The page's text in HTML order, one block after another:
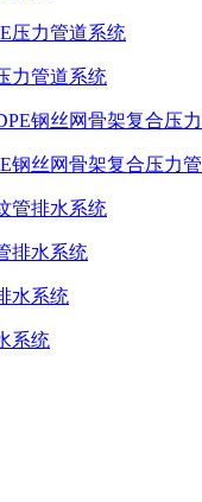
力管道系统
钢丝网骨架复合压力管
排水系统
系统